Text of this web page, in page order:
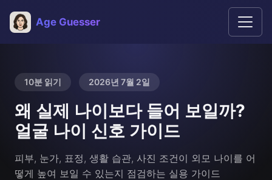
Age Guesser
10분 읽기 2026년 7월 2일
왜 실제 나이보다 들어 보일까?
얼굴 나이 신호 가이드
피부, 눈가, 표정, 생활 습관, 사진 조건이 외모 나이를 어
떻게 높여 보일 수 있는지 점검하는 실용 가이드